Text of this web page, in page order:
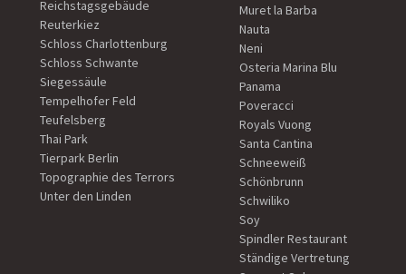
Reichstagsgebäude
Reuterkiez
Schloss Charlottenburg
Schloss Schwante
Siegessäule
Tempelhofer Feld
Teufelsberg
Thai Park
Tierpark Berlin
Topographie des Terrors
Unter den Linden
Muret la Barba
Nauta
Neni
Osteria Marina Blu
Panama
Poveracci
Royals Vuong
Santa Cantina
Schneeweiß
Schönbrunn
Schwiliko
Soy
Spindler Restaurant
Ständige Vertretung